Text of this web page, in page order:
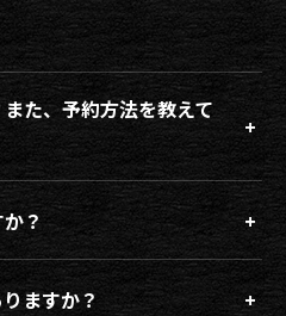
た、予約方法を教えて
？
ますか？